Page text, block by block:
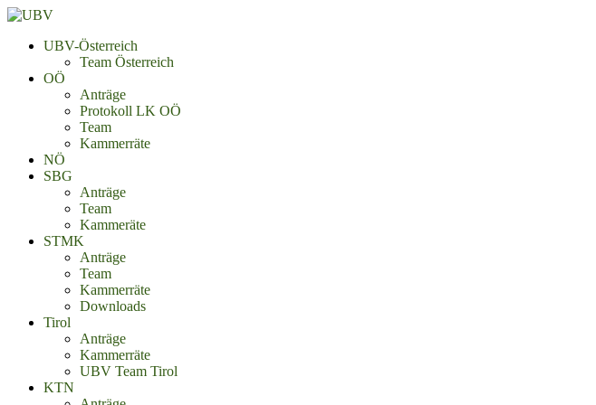
UBV-Österreich
Team Österreich
OÖ
Anträge
Protokoll LK OÖ
Team
Kammerräte
NÖ
SBG
Anträge
Team
Kammeräte
STMK
Anträge
Team
Kammerräte
Downloads
Tirol
Anträge
Kammerräte
UBV Team Tirol
KTN